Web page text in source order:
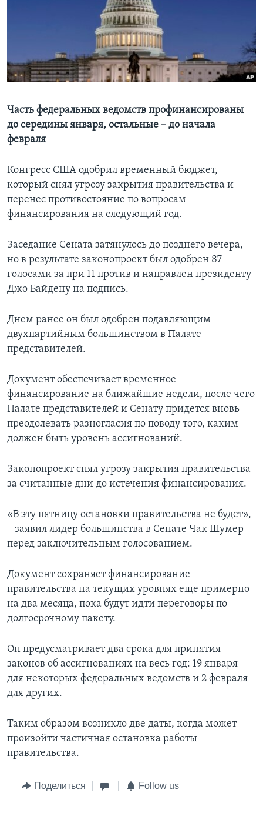
СОЦИАЛЬНЫЕ СЕТИ
Языки
Часть федеральных ведомств профинансированы
до середины января, остальные – до начала
февраля
Конгресс США одобрил временный бюджет,
который снял угрозу закрытия правительства и
перенес противостояние по вопросам
финансирования на следующий год.
Заседание Сената затянулось до позднего вечера,
но в результате законопроект был одобрен 87
голосами за при 11 против и направлен президенту
Джо Байдену на подпись.
Днем ранее он был одобрен подавляющим
двухпартийным большинством в Палате
представителей.
Документ обеспечивает временное
финансирование на ближайшие недели, после чего
Палате представителей и Сенату придется вновь
преодолевать разногласия по поводу того, каким
должен быть уровень ассигнований.
Законопроект снял угрозу закрытия правительства
за считанные дни до истечения финансирования.
«В эту пятницу остановки правительства не будет»,
– заявил лидер большинства в Сенате Чак Шумер
перед заключительным голосованием.
Документ сохраняет финансирование
правительства на текущих уровнях еще примерно
на два месяца, пока будут идти переговоры по
долгосрочному пакету.
Он предусматривает два срока для принятия
законов об ассигнованиях на весь год: 19 января
для некоторых федеральных ведомств и 2 февраля
для других.
Таким образом возникло две даты, когда может
произойти частичная остановка работы
правительства.
Поделиться Follow us